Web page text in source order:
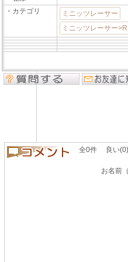
・カテゴリ
ミニッツレーサー
ミニッツレーサー
全0件 良い(0)
お名前